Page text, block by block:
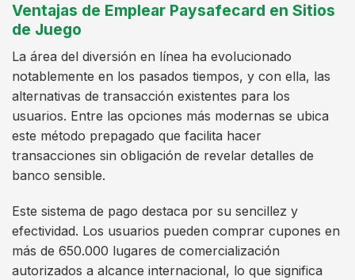
Ventajas de Emplear Paysafecard en Sitios
de Juego
La área del diversión en línea ha evolucionado
notablemente en los pasados tiempos, y con ella, las
alternativas de transacción existentes para los
usuarios. Entre las opciones más modernas se ubica
este método prepagado que facilita hacer
transacciones sin obligación de revelar detalles de
banco sensible.
Este sistema de pago destaca por su sencillez y
efectividad. Los usuarios pueden comprar cupones en
más de 650.000 lugares de comercialización
autorizados a alcance internacional, lo que significa